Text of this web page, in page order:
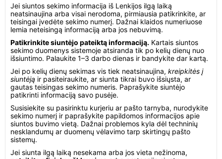
Jei siuntos sekimo informacija iš Lenkijos ilgą laiką
neatsinaujina arba visai nerodoma, pirmiausia patikrinkite, ar
teisingai įvedėte sekimo numerį. Dažnai klaidos numeriuose
lemia neteisingą informaciją arba jos nebuvimą.
Patikrinkite siuntėjo pateiktą informaciją. Kartais siuntos
sekimo duomenys sistemoje atsiranda tik po kelių dienų nuo
išsiuntimo. Palaukite 1–3 darbo dienas ir bandykite dar kartą.
Jei po kelių dienų sekimas vis tiek neatsinaujina, kreipkitės į
siuntėją ir pasiteiraukite, ar siunta tikrai buvo išsiųsta, ar
gautas teisingas sekimo numeris. Paprašykite siuntėjo
patikrinti informaciją savo pusėje.
Susisiekite su pasirinktu kurjeriu ar pašto tarnyba, nurodykite
sekimo numerį ir paprašykite papildomos informacijos apie
siuntos buvimo vietą. Dažnai problemos kyla dėl techninių
nesklandumų ar duomenų vėlavimo tarp skirtingų pašto
sistemų.
Jei siunta ilgą laiką nesekama arba jos vieta nežinoma,